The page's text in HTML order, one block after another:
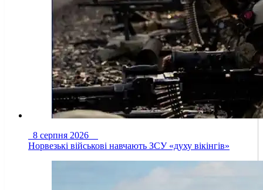
8 серпня 2026
Норвезькі військові навчають ЗСУ «духу вікінгів»